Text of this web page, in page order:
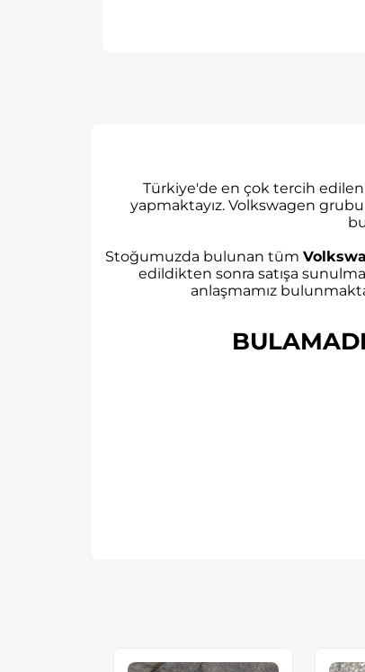
Türkiye'de en çok tercih
yapmaktayız. Volkswagen grubu
Stoğumuzda bulunan tüm
edildikten sonra satışa
anlaşmamız